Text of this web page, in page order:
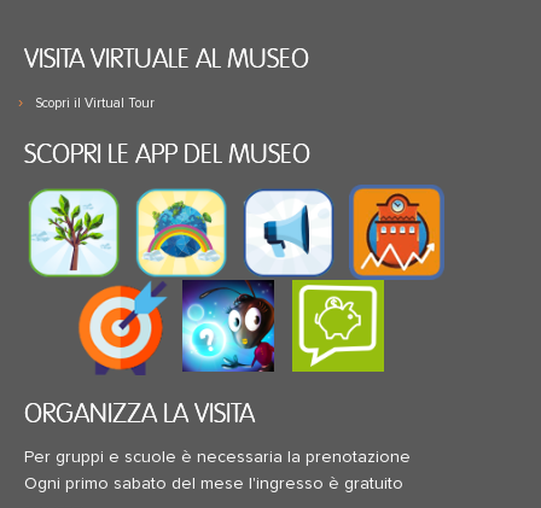
VISITA VIRTUALE AL MUSEO
Scopri il Virtual Tour
SCOPRI LE APP DEL MUSEO
ORGANIZZA LA VISITA
Per gruppi e scuole è necessaria la prenotazione
Ogni primo sabato del mese l'ingresso è gratuito